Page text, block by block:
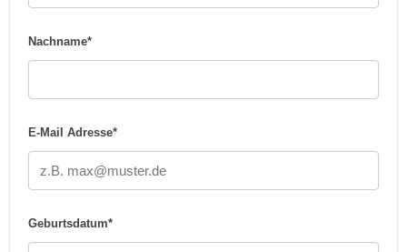
Nachname*
E-Mail Adresse*
Geburtsdatum*